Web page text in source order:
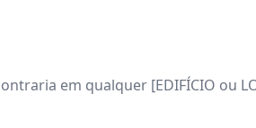
em qualquer [EDIFÍCIO ou